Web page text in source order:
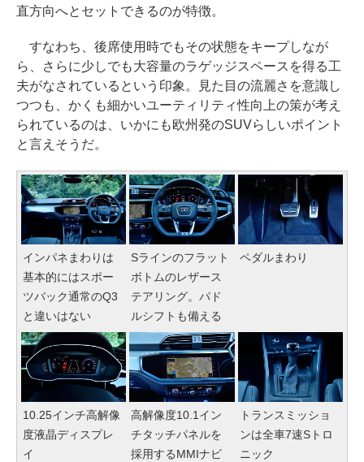
直方向へとセットできるのが特徴。
すなわち、後席使用時でもその状態をキープしなが
ら、さらに少しでも大容量のラゲッジスペースを得る工
夫がなされているという印象。見た目の流麗さを意識し
つつも、かくも細かいユーティリティ性向上の策が考え
られているのは、いかにも欧州発のSUVらしいポイント
と言えそうだ。
インパネまわりは
基本的にはスポー
ツバック通常のQ3
と違いはない
Sラインのフラット
ボトムのレザース
テアリング。パド
ルシフトも備える
ペダルまわり
10.25インチ高解像
度液晶ディスプレ
イ
高解像度10.1イン
チタッチパネルを
採用するMMIナビ
トランスミッショ
ンは全車7速Sトロ
ニック